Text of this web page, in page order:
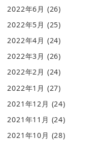
2022年6月 (26)
2022年5月 (25)
2022年4月 (24)
2022年3月 (26)
2022年2月 (24)
2022年1月 (27)
2021年12月 (24)
2021年11月 (24)
2021年10月 (28)